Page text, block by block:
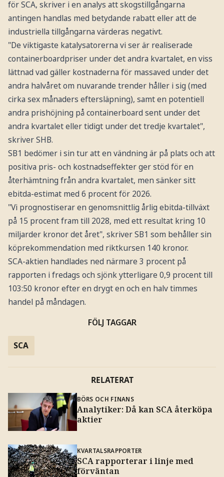
för SCA, skriver i en analys att skogstillgångarna
antingen handlas med betydande rabatt eller att de
industriella tillgångarna värderas negativt.
"De viktigaste katalysatorerna vi ser är realiserade
containerboardpriser under det andra kvartalet, en viss
lättnad vad gäller kostnaderna för massaved under det
andra halvåret om nuvarande trender håller i sig (med
cirka sex månaders eftersläpning), samt en potentiell
andra prishöjning på containerboard sent under det
andra kvartalet eller tidigt under det tredje kvartalet",
skriver SHB.
SB1 bedömer i sin tur att en vändning är på plats och att
positiva pris- och kostnadseffekter ger stöd för en
återhämtning från andra kvartalet, men sänker sitt
ebitda-estimat med 6 procent för 2026.
"Vi prognostiserar en genomsnittlig årlig ebitda-tillväxt
på 15 procent fram till 2028, med ett resultat kring 10
miljarder kronor det året", skriver SB1 som behåller sin
köprekommendation med riktkursen 140 kronor.
SCA-aktien handlades ned närmare 3 procent på
rapporten i fredags och sjönk ytterligare 0,9 procent till
103:50 kronor efter en drygt en och en halv timmes
handel på måndagen.
FÖLJ TAGGAR
SCA
RELATERAT
BÖRS OCH FINANS
Analytiker: Då kan SCA återköpa
aktier
KVARTALSRAPPORTER
SCA rapporterar i linje med
förväntan